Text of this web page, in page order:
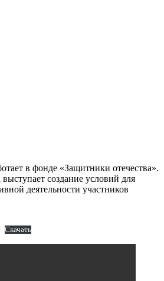
в фонде «Защитники отечества».
создание условий для
деятельности участников
Скачать